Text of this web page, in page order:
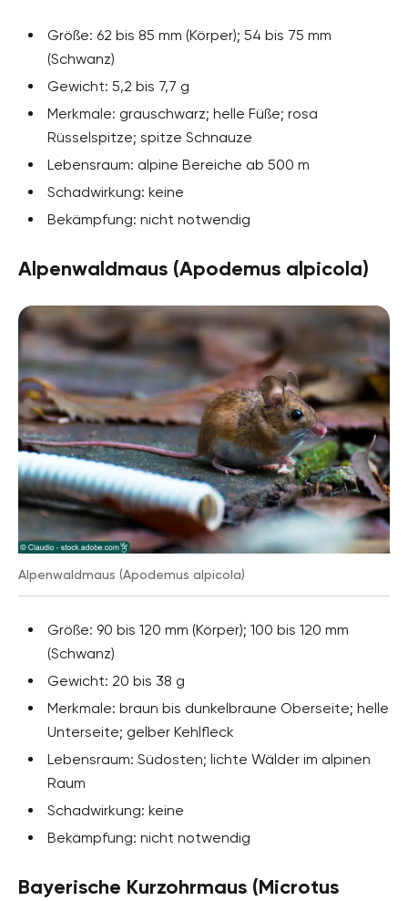
Größe: 62 bis 85 mm (Körper); 54 bis 75 mm
(Schwanz)
Gewicht: 5,2 bis 7,7 g
Merkmale: grauschwarz; helle Füße; rosa
Rüsselspitze; spitze Schnauze
Lebensraum: alpine Bereiche ab 500 m
Schadwirkung: keine
Bekämpfung: nicht notwendig
Alpenwaldmaus (Apodemus alpicola)
Alpenwaldmaus (Apodemus alpicola)
Größe: 90 bis 120 mm (Körper); 100 bis 120 mm
(Schwanz)
Gewicht: 20 bis 38 g
Merkmale: braun bis dunkelbraune Oberseite; helle
Unterseite; gelber Kehlfleck
Lebensraum: Südosten; lichte Wälder im alpinen
Raum
Schadwirkung: keine
Bekämpfung: nicht notwendig
Bayerische Kurzohrmaus (Microtus